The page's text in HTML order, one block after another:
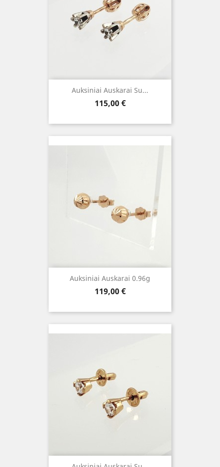
Auksiniai Auskarai Su...
Kaina
115,00 €
Auksiniai Auskarai 0.96g
Kaina
119,00 €